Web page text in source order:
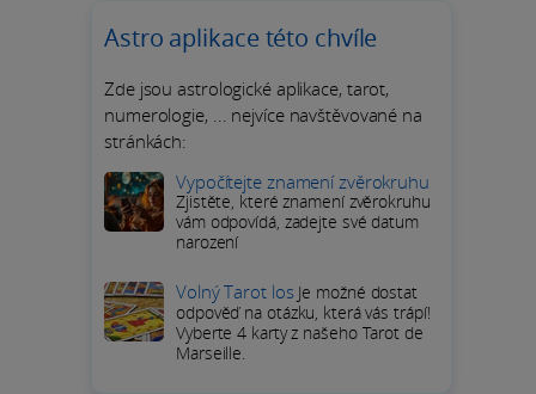
Astro aplikace této chvíle
Zde jsou astrologické aplikace, tarot,
numerologie, ... nejvíce navštěvované na
stránkách:
Vypočítejte znamení zvěrokruhu
Zjistěte, které znamení zvěrokruhu
vám odpovídá, zadejte své datum
narození
Volný Tarot los Je možné dostat
odpověď na otázku, která vás trápí!
Vyberte 4 karty z našeho Tarot de
Marseille.